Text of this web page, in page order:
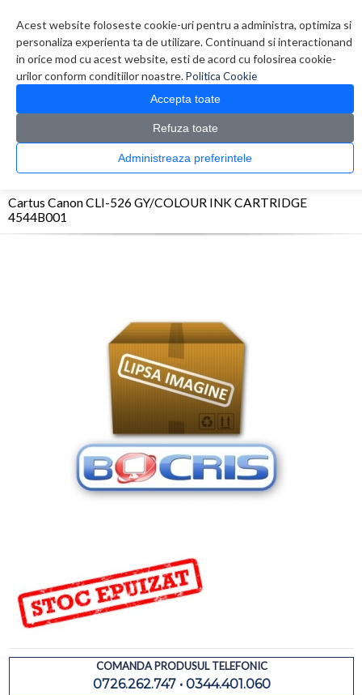
Acest website foloseste cookie-uri pentru a administra, optimiza si
personaliza experienta ta de utilizare. Continuand si interactionand
in orice mod cu acest website, esti de acord cu folosirea cookie-
urilor conform conditiilor noastre.Politica Cookie
Accepta toate
Refuza toate
Administreaza preferintele
0 produs(e)
CATALOG PRODUSE
Consumabile originale > Inkjet > Cartus Canon CLI-526 GY/COLOUR
Cartus Canon CLI-526 GY/COLOUR INK CARTRIDGE
4544B001
COMANDA PRODUSUL TELEFONIC
0726.262.747 • 0344.401.060